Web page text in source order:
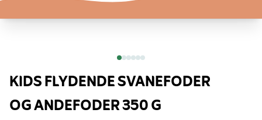
KIDS FLYDENDE SVANEFODER
OG ANDEFODER 350 G